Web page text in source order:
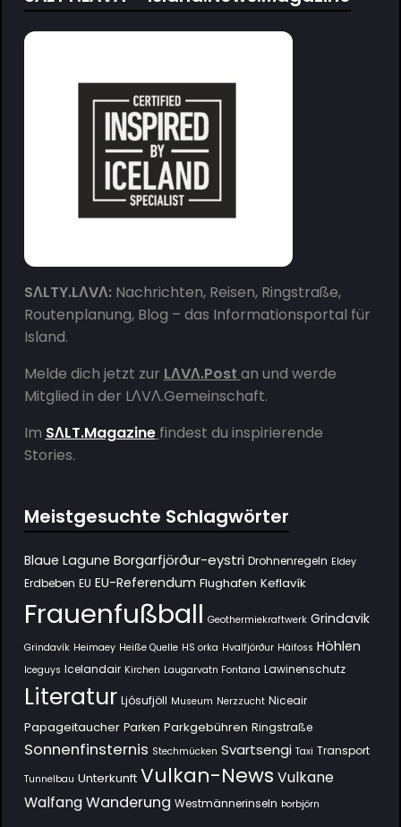
SΛLTY.LΛVΛ:Nachrichten, Reisen, Ringstraße,
Routenplanung, Blog – das Informationsportal für
Island.
Melde dich jetzt zur LΛVΛ.Post an und werde
Mitglied in der LΛVΛ.Gemeinschaft.
Im SΛLT.Magazine findest du inspirierende
Stories.
Meistgesuchte Schlagwörter
Blaue Lagune Borgarfjörður-eystri Drohnenregeln Eldey
Erdbeben EU EU-Referendum Flughafen Keflavík
Frauenfußball Geothermiekraftwerk Grindavik
Grindavík Heimaey Heiße Quelle HS orka Hvalfjörður Háifoss Höhlen
Iceguys Icelandair Kirchen Laugarvatn Fontana Lawinenschutz
Literatur Ljósufjöll Museum Nerzzucht Niceair
Papageitaucher Parken Parkgebühren Ringstraße
Sonnenfinsternis Stechmücken Svartsengi Taxi Transport
Tunnelbau Unterkunft Vulkan-News Vulkane
Walfang Wanderung Westmännerinseln Þorbjörn